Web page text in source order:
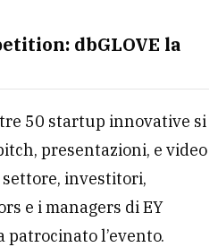
dbGLOVE la
50 startup innovative si
presentazioni, e video
investitori,
e i managers di EY
patrocinato l’evento.